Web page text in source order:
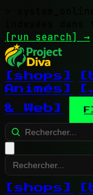
indexées
[run search] →
[shops]
Animés]
& Web]
[shops]